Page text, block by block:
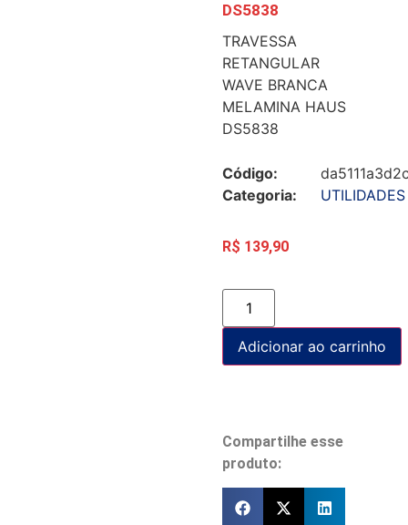
DS5838
TRAVESSA
RETANGULAR
WAVE BRANCA
MELAMINA HAUS
DS5838
Código:
Categoria:
UTILIDADES
R$ 139,90
Adicionar ao carrinho
Compartilhe esse
produto: